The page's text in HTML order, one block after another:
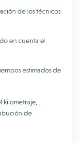
de los técnicos
en cuenta el
estimados de
kilometraje,
de